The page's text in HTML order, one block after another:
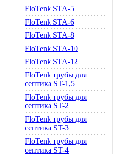
FloTenk STA-5
FloTenk STA-6
FloTenk STA-8
FloTenk STA-10
FloTenk STA-12
FloTenk трубы для
септика ST-1,5
FloTenk трубы для
септика ST-2
FloTenk трубы для
септика ST-3
FloTenk трубы для
септика ST-4